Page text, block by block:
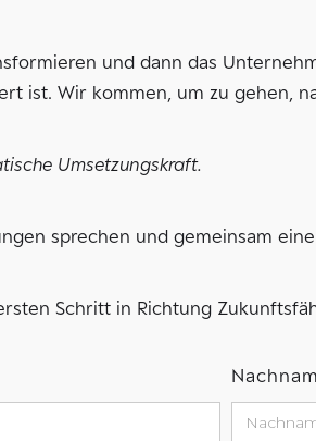
und dann das
ist. Wir kommen, um zu gehen,
Umsetzungskraft.
sprechen und gemeinsam
Schritt in Richtung